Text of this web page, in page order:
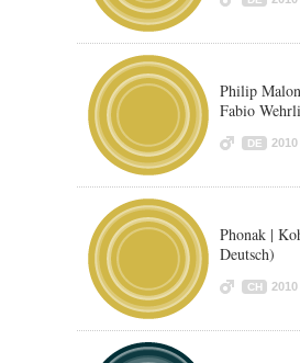
Philip
Fabio
DE 2010
Phonak |
Deutsch)
CH 2010